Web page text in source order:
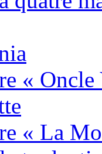
« Oncle
« La